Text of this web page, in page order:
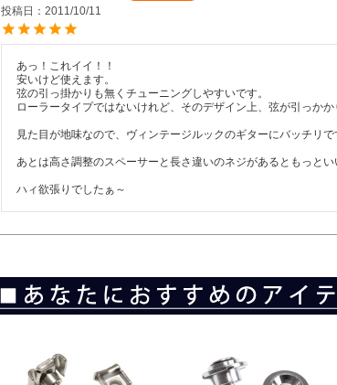
投稿日
2011/10/11
あっ！これイイ！！
安いけど使えます。
弦の引っ掛かりも無くチューニングしやすいです。
ローラータイプではないけれど、そのデザイン上、弦が引っかか
見た目が地味なので、ヴィンテージルックのギターにバッチリで
あとは高さ調整のスペーサーと長さ違いのネジがあるともっとい